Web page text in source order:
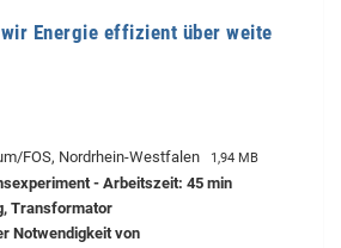
Energie effizient über weite
FOS, Nordrhein-Westfalen 1,94 MB
- Arbeitszeit: 45 min
Transformator
Notwendigkeit von